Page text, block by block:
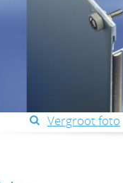
Vergroot foto